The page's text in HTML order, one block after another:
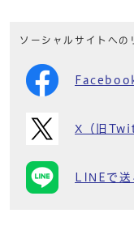
ソーシャルサイトへの
X（旧
LINEで送